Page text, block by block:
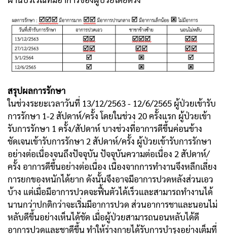
สรุปผลการรักษา
ในช่วงระยะเวลาวันที่ 13/12/2563 - 12/6/2565 ผู้ป่วยเข้ารับ
การรักษา 1-2 สัปดาห์/ครั้ง โดยในช่วง 20 ครั้งแรก ผู้ป่วยเข้า
รับการรักษา 1 ครั้ง/สัปดาห์ บางช่วงที่อาการดีขึ้นค่อนข้าง
ชัดเจนเข้ารับการรักษา 2 สัปดาห์/ครั้ง ผู้ป่วยเข้ารับการรักษา
อย่างต่อเนื่องจนถึงปัจจุบัน ปัจจุบันความต่อเนื่อง 2 สัปดาห์/
ครั้ง อาการดีขึ้นอย่างต่อเนื่อง เนื่องจากการทำงานจึงหลีกเลี่ยง
การยกของหนักได้ยาก ดังนั้นจึงอาจมีอาการปวดหลังส่วนเอว
บ้าง แต่เมื่อมีอาการปวดจะฟื้นตัวได้เร็วและสามารถทำงานได้
นานกว่าปกติกว่าจะเริ่มมีอาการปวด ส่วนอาการชาและนอนไม่
หลับดีขึ้นอย่างเห็นได้ชัด เมื่อผู้ป่วยสามารถนอนหลับได้ดี
อาการปวดและชาดีขึ้น ทำให้ร่างกายได้รับการบำรุงอย่างเต็มที่